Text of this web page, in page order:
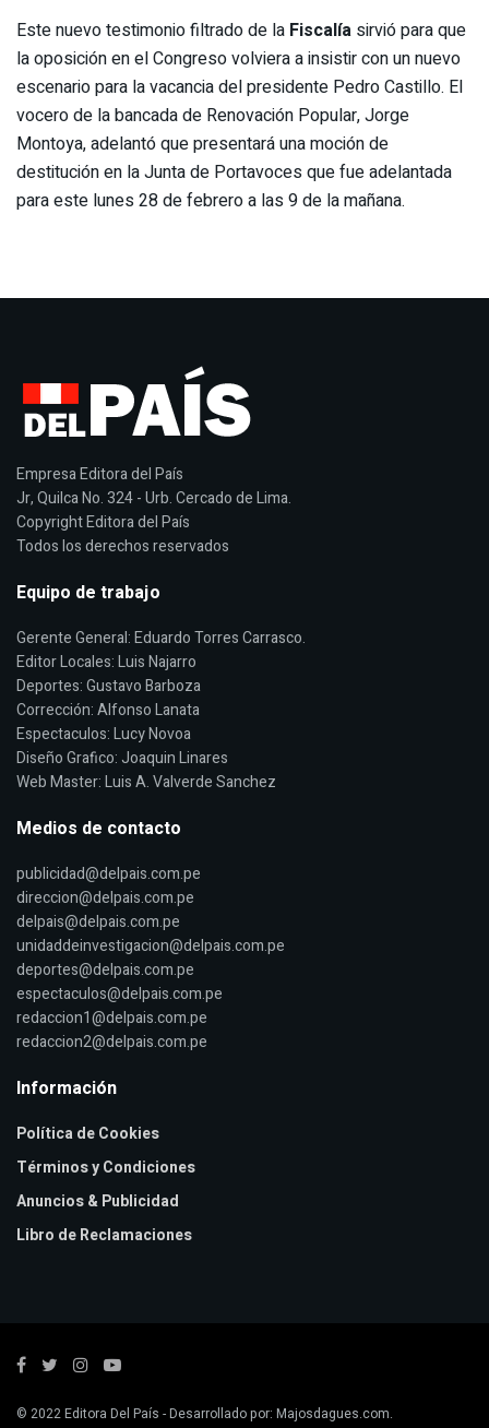
Este nuevo testimonio filtrado de la Fiscalía sirvió para que
la oposición en el Congreso volviera a insistir con un nuevo
escenario para la vacancia del presidente Pedro Castillo. El
vocero de la bancada de Renovación Popular, Jorge
Montoya, adelantó que presentará una moción de
destitución en la Junta de Portavoces que fue adelantada
para este lunes 28 de febrero a las 9 de la mañana.
Empresa Editora del País
Jr, Quilca No. 324 - Urb. Cercado de Lima.
Copyright Editora del País
Todos los derechos reservados
Equipo de trabajo
Gerente General: Eduardo Torres Carrasco.
Editor Locales: Luis Najarro
Deportes: Gustavo Barboza
Corrección: Alfonso Lanata
Espectaculos: Lucy Novoa
Diseño Grafico: Joaquin Linares
Web Master: Luis A. Valverde Sanchez
Medios de contacto
publicidad@delpais.com.pe
direccion@delpais.com.pe
delpais@delpais.com.pe
unidaddeinvestigacion@delpais.com.pe
deportes@delpais.com.pe
espectaculos@delpais.com.pe
redaccion1@delpais.com.pe
redaccion2@delpais.com.pe
Información
Política de Cookies
Términos y Condiciones
Anuncios & Publicidad
Libro de Reclamaciones
© 2022Editora Del País - Desarrollado por: Majosdagues.com.